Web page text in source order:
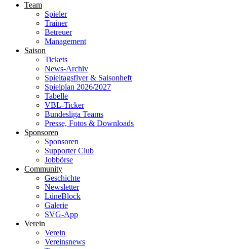
Team
Spieler
Trainer
Betreuer
Management
Saison
Tickets
News-Archiv
Spieltagsflyer & Saisonheft
Spielplan 2026/2027
Tabelle
VBL-Ticker
Bundesliga Teams
Presse, Fotos & Downloads
Sponsoren
Sponsoren
Supporter Club
Jobbörse
Community
Geschichte
Newsletter
LüneBlock
Galerie
SVG-App
Verein
Verein
Vereinsnews